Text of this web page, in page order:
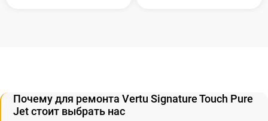
Почему для ремонта Vertu Signature Touch Pure
Jet стоит выбрать нас